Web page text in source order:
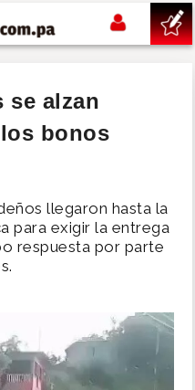
se alzan
bonos
llegaron hasta la
para exigir la entrega
respuesta por parte